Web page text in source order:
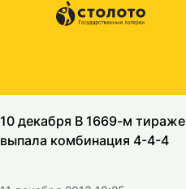
10 декабря В 1669-м тираже
выпала комбинация 4-4-4